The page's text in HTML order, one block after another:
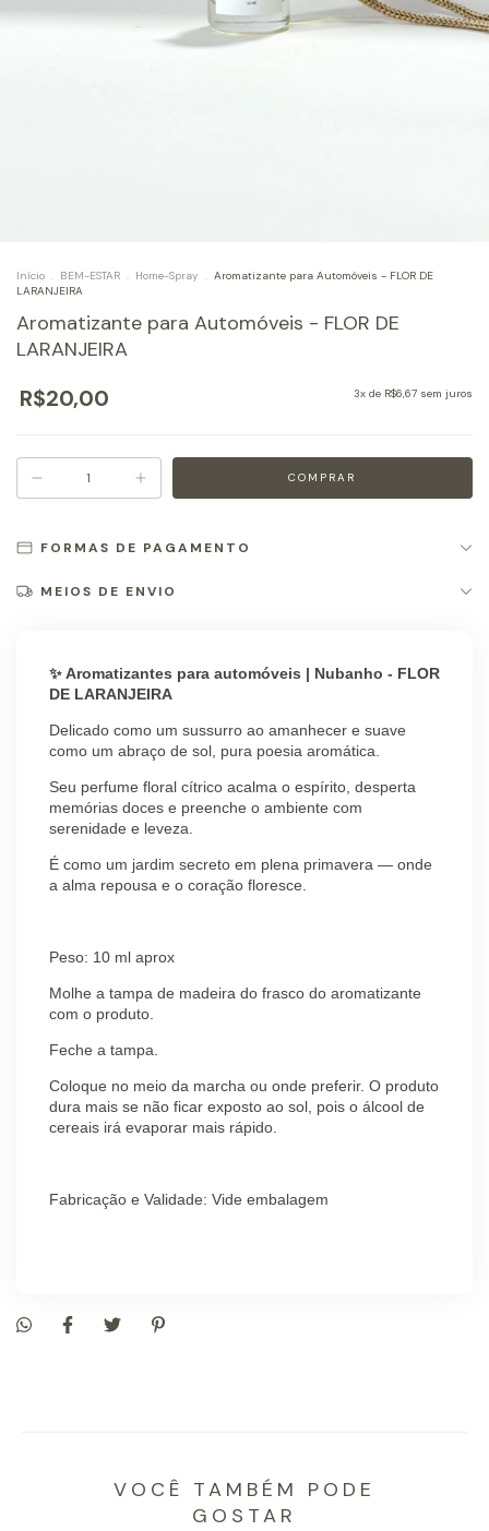
Início . BEM-ESTAR . Home-Spray . Aromatizante para Automóveis - FLOR DE
LARANJEIRA
Aromatizante para Automóveis - FLOR DE
LARANJEIRA
R$20,00 3x de R$6,67 sem juros
FORMAS DE PAGAMENTO
MEIOS DE ENVIO
✨ Aromatizantes para automóveis | Nubanho - FLOR
DE LARANJEIRA
Delicado como um sussurro ao amanhecer e suave
como um abraço de sol, pura poesia aromática.
Seu perfume floral cítrico acalma o espírito, desperta
memórias doces e preenche o ambiente com
serenidade e leveza.
É como um jardim secreto em plena primavera — onde
a alma repousa e o coração floresce.
Peso: 10 ml aprox
Molhe a tampa de madeira do frasco do aromatizante
com o produto.
Feche a tampa.
Coloque no meio da marcha ou onde preferir. O produto
dura mais se não ficar exposto ao sol, pois o álcool de
cereais irá evaporar mais rápido.
Fabricação e Validade: Vide embalagem
VOCÊ TAMBÉM PODE
GOSTAR